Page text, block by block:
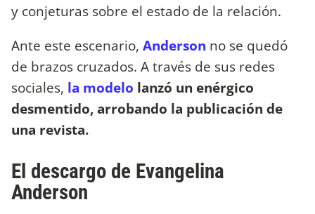
y conjeturas sobre el estado de la relación.
Ante este escenario, Anderson no se quedó
de brazos cruzados. A través de sus redes
sociales, la modelo lanzó un enérgico
desmentido, arrobando la publicación de
una revista.
El descargo de Evangelina
Anderson